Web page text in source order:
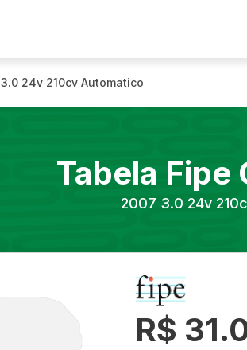
3.0 24v 210cv Automatico
Tabela Fipe
2007 3.0 24v
R$